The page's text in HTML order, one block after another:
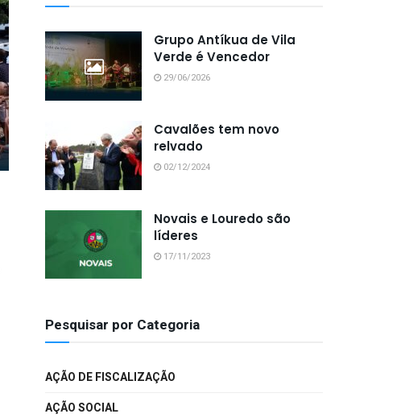
Grupo Antíkua de Vila
Verde é Vencedor
29/06/2026
Cavalões tem novo
relvado
02/12/2024
Novais e Louredo são
líderes
17/11/2023
Pesquisar por Categoria
AÇÃO DE FISCALIZAÇÃO
AÇÃO SOCIAL